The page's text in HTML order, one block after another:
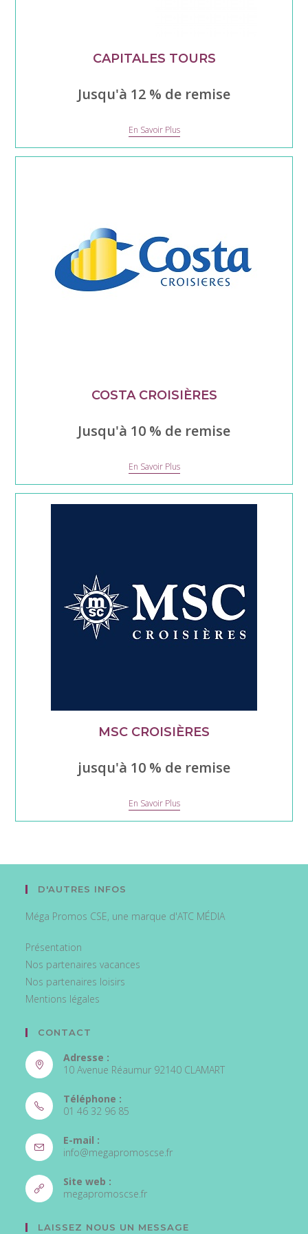
CAPITALES TOURS
Jusqu'à 12 % de remise
En Savoir PlusCapitales
Tours
COSTA CROISIÈRES
Jusqu'à 10 % de remise
En Savoir PlusCosta
Croisières
MSC CROISIÈRES
jusqu'à 10 % de remise
En Savoir PlusMSC
Croisières
D'AUTRES INFOS
Méga Promos CSE, une marque d'ATC MÉDIA
Présentation
Nos partenaires vacances
Nos partenaires loisirs
Mentions légales
CONTACT
Adresse :
10 Avenue Réaumur 92140 CLAMART
Téléphone :
01 46 32 96 85
dans
votre
application
E-mail :
info@megapromoscse.frS’ouvre
Site web :
megapromoscse.frS’ouvre
nouvel
LAISSEZ NOUS UN MESSAGE